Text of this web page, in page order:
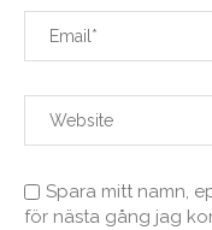
Spara mitt namn,
för nästa gång jag